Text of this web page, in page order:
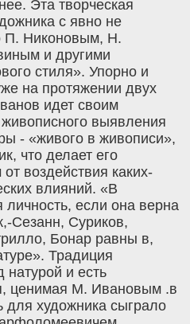
Эта творческая
с явно не
П. Никоновым, Н.
и другими
стиля». Упорно и
на протяжении двух
идет своим
выявления
- «живого в живописи»,
что делает его
воздействия каких-
влияний. «В
личность, если она верна
Сезанн, Суриков,
Бонар равны в,
Традиция
натурой и есть
ценимая М. Ивановым .в
для художника сыграло